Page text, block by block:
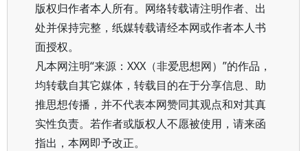
版权归作者本人所有。网络转载请注明作者、出
处并保持完整，纸媒转载请经本网或作者本人书
面授权。
凡本网注明“来源：XXX（非爱思想网）”的作品，
均转载自其它媒体，转载目的在于分享信息、助
推思想传播，并不代表本网赞同其观点和对其真
实性负责。若作者或版权人不愿被使用，请来函
指出，本网即予改正。